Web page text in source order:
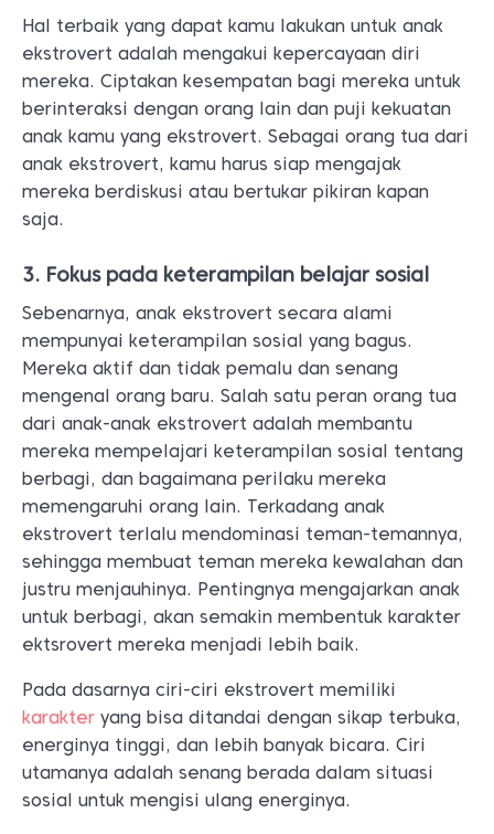
Hal terbaik yang dapat kamu lakukan untuk anak
ekstrovert adalah mengakui kepercayaan diri
mereka. Ciptakan kesempatan bagi mereka untuk
berinteraksi dengan orang lain dan puji kekuatan
anak kamu yang ekstrovert. Sebagai orang tua dari
anak ekstrovert, kamu harus siap mengajak
mereka berdiskusi atau bertukar pikiran kapan
saja.
3. Fokus pada keterampilan belajar sosial
Sebenarnya, anak ekstrovert secara alami
mempunyai keterampilan sosial yang bagus.
Mereka aktif dan tidak pemalu dan senang
mengenal orang baru. Salah satu peran orang tua
dari anak-anak ekstrovert adalah membantu
mereka mempelajari keterampilan sosial tentang
berbagi, dan bagaimana perilaku mereka
memengaruhi orang lain. Terkadang anak
ekstrovert terlalu mendominasi teman-temannya,
sehingga membuat teman mereka kewalahan dan
justru menjauhinya. Pentingnya mengajarkan anak
untuk berbagi, akan semakin membentuk karakter
ektsrovert mereka menjadi lebih baik.
Pada dasarnya ciri-ciri ekstrovert memiliki
karakter yang bisa ditandai dengan sikap terbuka,
energinya tinggi, dan lebih banyak bicara. Ciri
utamanya adalah senang berada dalam situasi
sosial untuk mengisi ulang energinya.